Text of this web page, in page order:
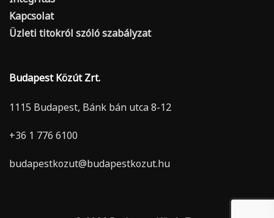
Kapcsolat
Üzleti titokról szóló szabályzat
Budapest Közút Zrt.
1115 Budapest, Bánk bán utca 8-12
+36 1 776 6100
budapestkozut@budapestkozut.hu